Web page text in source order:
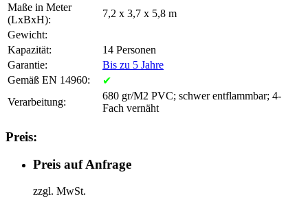
Maße in Meter
(LxBxH):
7,2 x 3,7 x 5,8 m
Gewicht:
Kapazität:
14 Personen
Garantie:
Bis zu 5 Jahre
Gemäß EN 14960:
✔
Verarbeitung:
680 gr/M2 PVC; schwer entflammbar; 4-
Fach vernäht
Preis:
Preis auf Anfrage
zzgl. MwSt.